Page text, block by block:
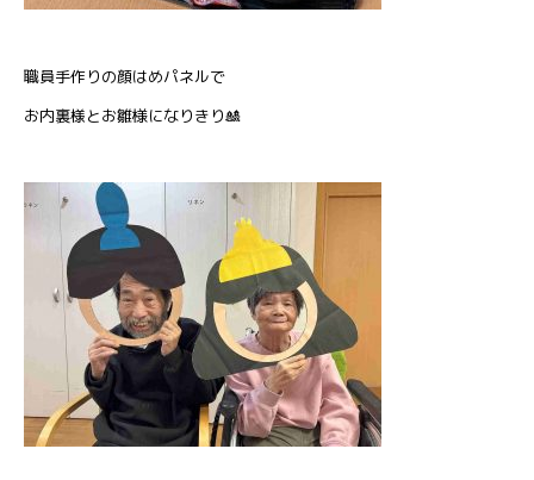
職員手作りの顔はめパネルで
お内裏様とお雛様になりきり🎎